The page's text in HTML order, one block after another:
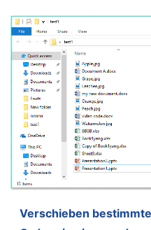
Verschieben